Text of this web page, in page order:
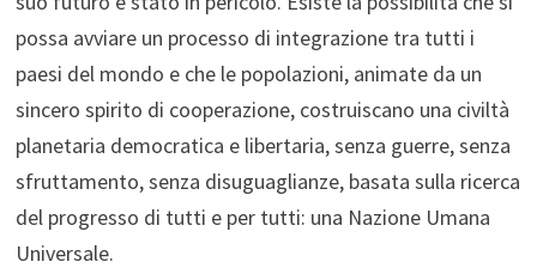
possa avviare un processo di integrazione tra tutti i
paesi del mondo e che le popolazioni, animate da un
sincero spirito di cooperazione, costruiscano una civiltà
planetaria democratica e libertaria, senza guerre, senza
sfruttamento, senza disuguaglianze, basata sulla ricerca
del progresso di tutti e per tutti: una Nazione Umana
Universale.